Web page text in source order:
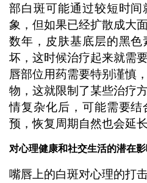
部白斑可能通过较短时
象，但如果已经扩散成大
数年，皮肤基底层的黑
坏，这时候治疗起来就需
唇部位用药需要特别谨慎
物，这就限制了某些治疗
情复杂化后，可能需要
预，恢复周期自然也会延长
对心理健康和社交生活的潜在
嘴唇上的白斑对心理的打